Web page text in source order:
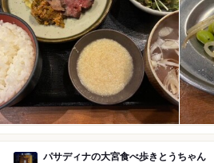
パサディナの大宮食べ歩きとうちゃん